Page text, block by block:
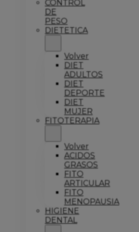
CONTROL
DE
PESO
DIETETICA
Volver
DIET
ADULTOS
DIET
DEPORTE
DIET
MUJER
FITOTERAPIA
Volver
ACIDOS
GRASOS
FITO
ARTICULAR
FITO
MENOPAUSIA
HIGIENE
DENTAL